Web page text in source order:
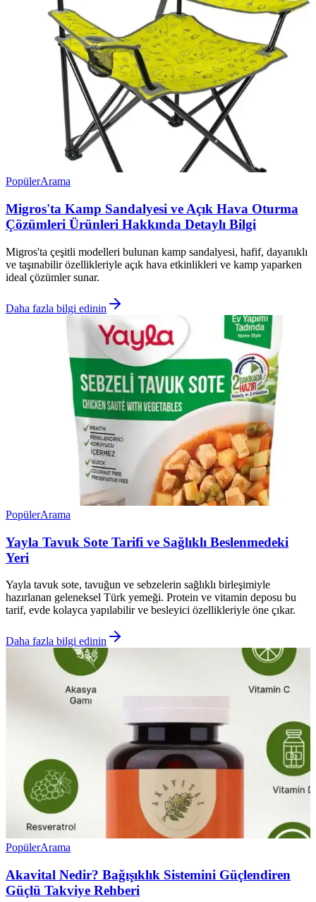
PopülerArama
Migros'ta Kamp Sandalyesi ve Açık Hava Oturma
Çözümleri Ürünleri Hakkında Detaylı Bilgi
Migros'ta çeşitli modelleri bulunan kamp sandalyesi, hafif, dayanıklı
ve taşınabilir özellikleriyle açık hava etkinlikleri ve kamp yaparken
ideal çözümler sunar.
Daha fazla bilgi edinin
PopülerArama
Yayla Tavuk Sote Tarifi ve Sağlıklı Beslenmedeki
Yeri
Yayla tavuk sote, tavuğun ve sebzelerin sağlıklı birleşimiyle
hazırlanan geleneksel Türk yemeği. Protein ve vitamin deposu bu
tarif, evde kolayca yapılabilir ve besleyici özellikleriyle öne çıkar.
Daha fazla bilgi edinin
PopülerArama
Akavital Nedir? Bağışıklık Sistemini Güçlendiren
Güçlü Takviye Rehberi